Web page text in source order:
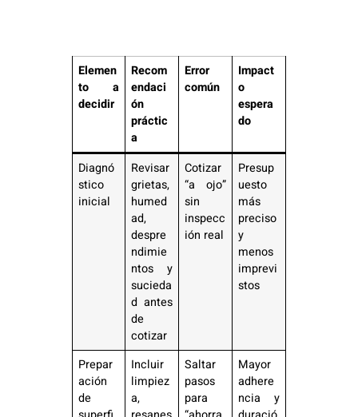
Elemen
to a
decidir
Recom
endaci
ón
práctic
a
Error
común
Impact
o
espera
do
Diagnó
stico
inicial
Revisar
grietas,
humed
ad,
despre
ndimie
ntos y
sucieda
d antes
de
cotizar
Cotizar
“a ojo”
sin
inspecc
ión real
Presup
uesto
más
preciso
y
menos
imprevi
stos
Prepar
ación
de
Incluir
limpiez
a,
Saltar
pasos
para
Mayor
adhere
ncia y